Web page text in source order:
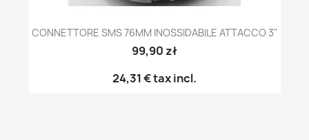
CONNETTORE SMS 76MM INOSSIDABILE ATTACCO 3"
99,90 zł
24,31 €tax incl.